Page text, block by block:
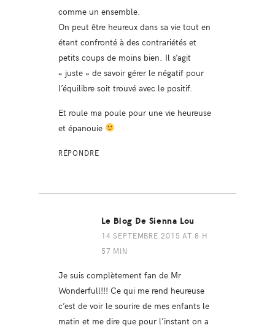
comme un ensemble.
On peut être heureux dans sa vie tout en
étant confronté à des contrariétés et
petits coups de moins bien. Il s’agit
« juste » de savoir gérer le négatif pour
l’équilibre soit trouvé avec le positif.
Et roule ma poule pour une vie heureuse
et épanouie
RÉPONDRE
Le Blog De Sienna Lou
14 SEPTEMBRE 2015 AT 8 H
57 MIN
Je suis complètement fan de Mr
Wonderfull!!! Ce qui me rend heureuse
c’est de voir le sourire de mes enfants le
matin et me dire que pour l’instant on a